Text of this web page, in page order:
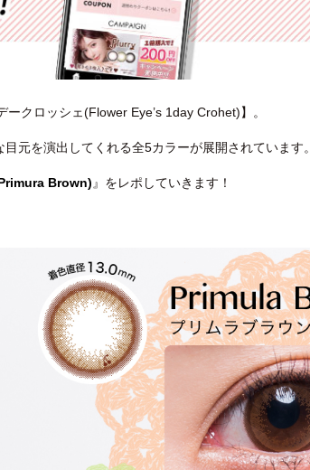
クロッシェ(Flower Eye’s 1day Crohet)】。
元を演出してくれる全5カラーが展開されています。
Brown) 』をレポしていきます！